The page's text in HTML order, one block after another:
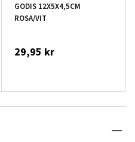
GODIS 12X5X4,5CM
ROSA/VIT
29,95 kr